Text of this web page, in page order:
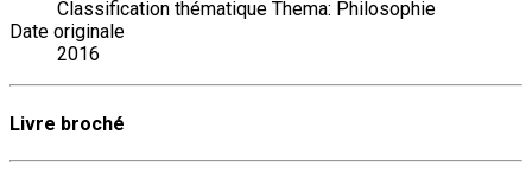
Classification thématique Thema: Philosophie
Date originale
2016
Livre broché